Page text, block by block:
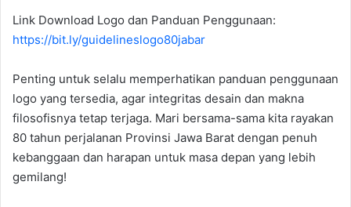
Link Download Logo dan Panduan Penggunaan:
https://bit.ly/guidelineslogo80jabar
Penting untuk selalu memperhatikan panduan penggunaan
logo yang tersedia, agar integritas desain dan makna
filosofisnya tetap terjaga. Mari bersama-sama kita rayakan
80 tahun perjalanan Provinsi Jawa Barat dengan penuh
kebanggaan dan harapan untuk masa depan yang lebih
gemilang!